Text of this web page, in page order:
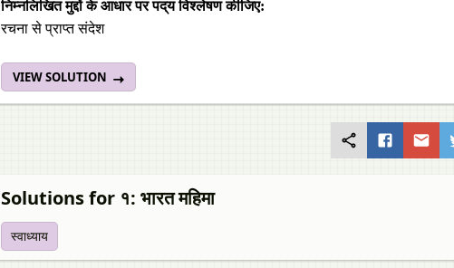
निम्‍नलिखित मुद्दों के आधार पर पद्‌य विश्लेषण कीजिए:
रचना से प्राप्त संदेश
VIEW SOLUTION
Solutions for १: भारत महिमा
स्‍वाध्याय